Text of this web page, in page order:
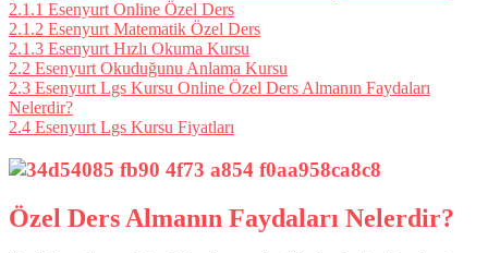
2.1.1 Esenyurt Online Özel Ders
2.1.2 Esenyurt Matematik Özel Ders
2.1.3 Esenyurt Hızlı Okuma Kursu
2.2 Esenyurt Okuduğunu Anlama Kursu
2.3 Esenyurt Lgs Kursu Online Özel Ders Almanın Faydaları
Nelerdir?
2.4 Esenyurt Lgs Kursu Fiyatları
Özel Ders Almanın Faydaları Nelerdir?